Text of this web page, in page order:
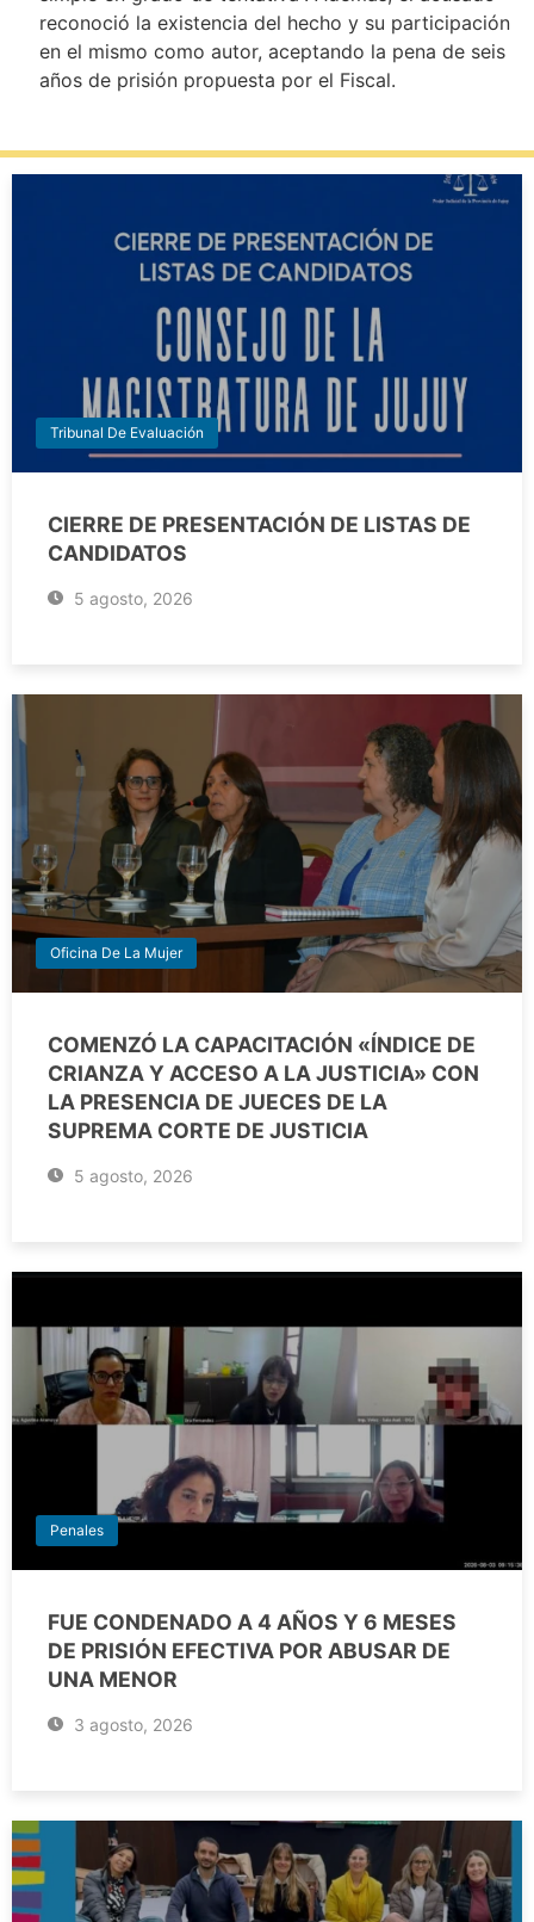
reconoció la existencia del hecho y su participación
en el mismo como autor, aceptando la pena de seis
años de prisión propuesta por el Fiscal.
Tribunal De Evaluación
CIERRE DE PRESENTACIÓN DE LISTAS DE
CANDIDATOS
5 agosto, 2026
Oficina De La Mujer
COMENZÓ LA CAPACITACIÓN «ÍNDICE DE
CRIANZA Y ACCESO A LA JUSTICIA» CON
LA PRESENCIA DE JUECES DE LA
SUPREMA CORTE DE JUSTICIA
5 agosto, 2026
Penales
FUE CONDENADO A 4 AÑOS Y 6 MESES
DE PRISIÓN EFECTIVA POR ABUSAR DE
UNA MENOR
3 agosto, 2026